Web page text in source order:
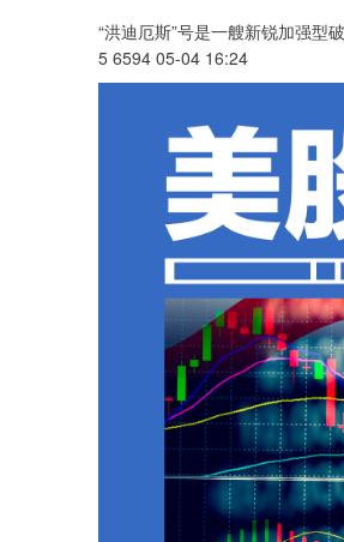
“洪迪厄斯”号是一艘新锐加强型
5 6594 05-04 16:24